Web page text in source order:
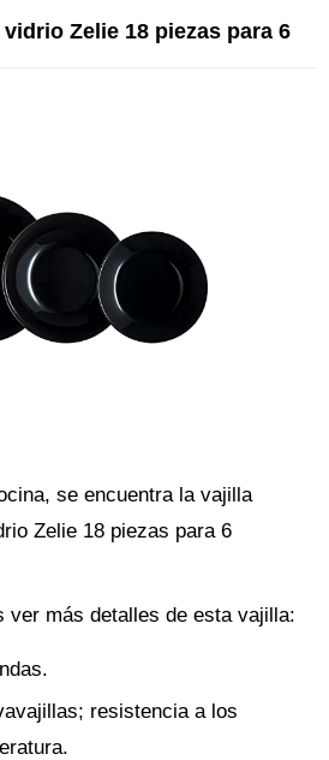
Zelie 18 piezas para 6
se encuentra la vajilla
Zelie 18 piezas para 6
ver más detalles de esta vajilla:
resistencia a los